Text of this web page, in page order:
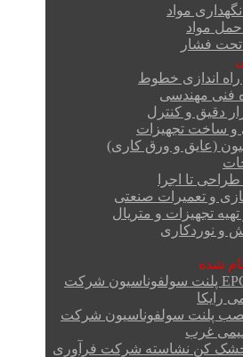
مواد
مواد
فشار
اندازی خطوط
فنی مهندسی
دقیق و کنترل
ساخت تجهیزات
(عایق و ورق کاری)
طراحی تا اجرا
و تعمیرات صنعتی
تهیه تجهیزات و متریال
و نوردکاری
شده
پروژه EPC پلنت سولفوناسیون شرکت
رایکا
پلنت سولفوناسیون شرکت
غرب
خشک کن نشاسته شرکت فرآوری